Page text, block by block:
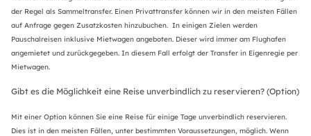
der Regel als Sammeltransfer. Einen Privattransfer können wir in den meisten Fällen
auf Anfrage gegen Zusatzkosten hinzubuchen. In einigen Zielen werden
Pauschalreisen inklusive Mietwagen angeboten. Dieser wird immer am Flughafen
angemietet und zurückgegeben. In diesem Fall erfolgt der Transfer in Eigenregie per
Mietwagen.
Gibt es die Möglichkeit eine Reise unverbindlich zu reservieren? (Option)
Mit einer Option können Sie eine Reise für einige Tage unverbindlich reservieren.
Dies ist in den meisten Fällen, unter bestimmten Voraussetzungen, möglich. Wenn